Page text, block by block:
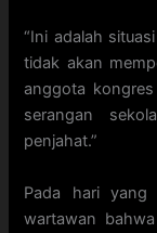
“Ini adalah
tidak akan
anggota
serangan
penjahat.”
Pada hari yang
wartawan